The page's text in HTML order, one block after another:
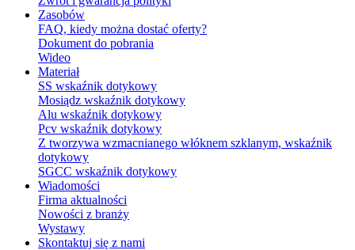
Zasobów
FAQ, kiedy można dostać oferty?
Dokument do pobrania
Wideo
Materiał
SS wskaźnik dotykowy
Mosiądz wskaźnik dotykowy
Alu wskaźnik dotykowy
Pcv wskaźnik dotykowy
Z tworzywa wzmacnianego włóknem szklanym, wskaźnik
dotykowy
SGCC wskaźnik dotykowy
Wiadomości
Firma aktualności
Nowości z branży
Wystawy
Skontaktuj się z nami